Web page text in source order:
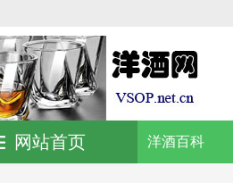
洋酒百科
网站首页